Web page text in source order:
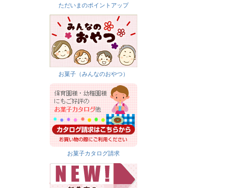
ただいまのポイントアップ
お菓子（みんなのおやつ）
お菓子カタログ請求